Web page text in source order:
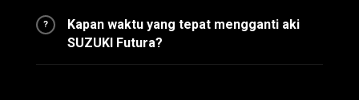
?
Kapan waktu yang tepat mengganti aki
SUZUKI Futura?